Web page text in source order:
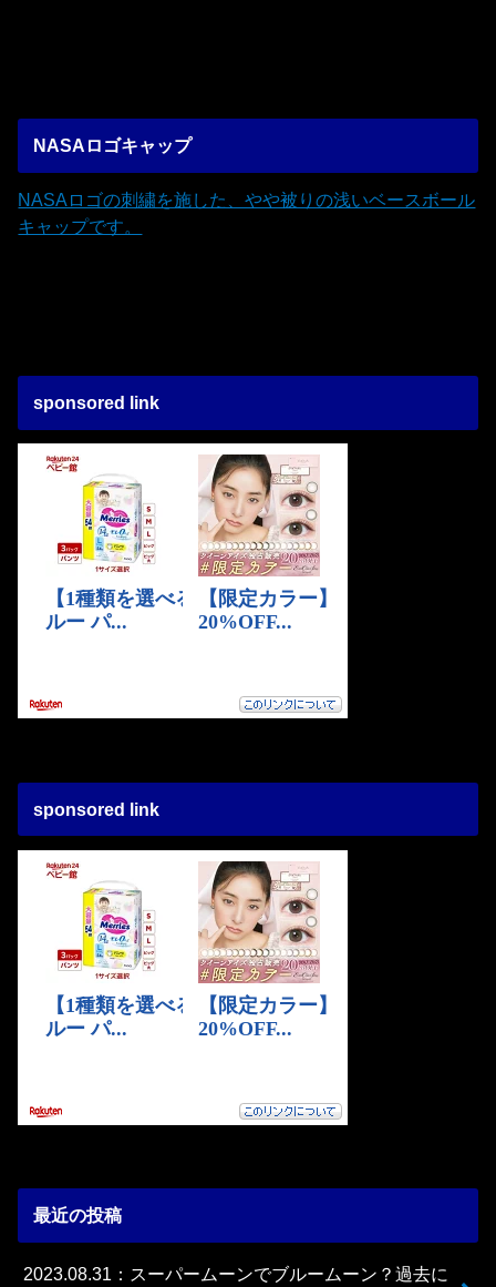
NASAロゴキャップ
NASAロゴの刺繍を施した、やや被りの浅いベースボール
キャップです。
sponsored link
sponsored link
最近の投稿
2023.08.31：スーパームーンでブルームーン？過去に